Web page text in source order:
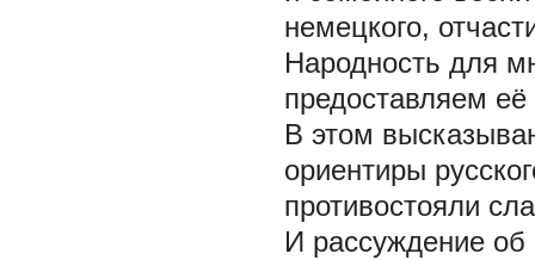
немецкого,
Народность для
предоставляем
В этом
ориентиры
противостояли
И рассуждение об